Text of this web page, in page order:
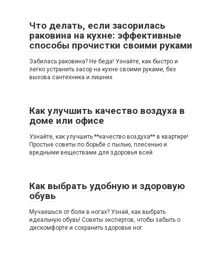
Что делать, если засорилась
раковина на кухне: эффективные
способы прочистки своими руками
Забилась раковина? Не беда! Узнайте, как быстро и
легко устранить засор на кухне своими руками, без
вызова сантехника и лишних
Как улучшить качество воздуха в
доме или офисе
Узнайте, как улучшить **качество воздуха** в квартире!
Простые советы по борьбе с пылью, плесенью и
вредными веществами для здоровья всей
Как выбрать удобную и здоровую
обувь
Мучаешься от боли в ногах? Узнай, как выбрать
идеальную обувь! Советы экспертов, чтобы забыть о
дискомфорте и сохранить здоровье ног.